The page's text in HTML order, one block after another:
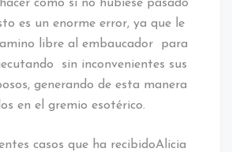
como si no hubiese pasado
es un enorme error, ya que le
libre al embaucador para
sin inconvenientes sus
generando de esta manera
en el gremio esotérico.
casos que ha recibidoAlicia